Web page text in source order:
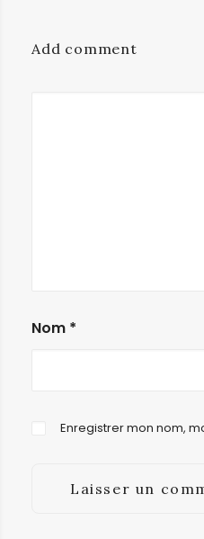
Add comment
Nom *
Enregistrer mon nom,